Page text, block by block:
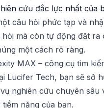
cứu đắc lực nhất của
câu hỏi phức tạp và
mà còn tự động đặt
một cách rõ ràng.
MAX – công cụ tìm
Lucifer Tech, bạn sẽ
nghiên cứu chuyên
năng của bạn.